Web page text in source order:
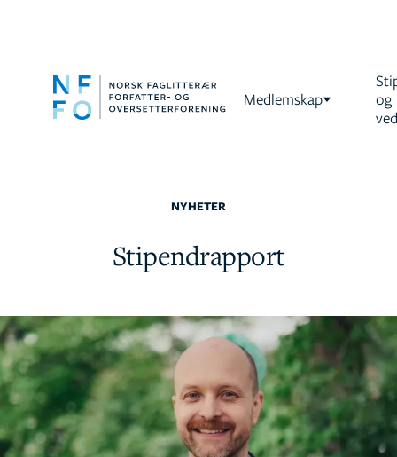
Medlemskap
og
NYHETER
Stipendrapport